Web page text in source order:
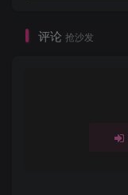
评论 抢沙发